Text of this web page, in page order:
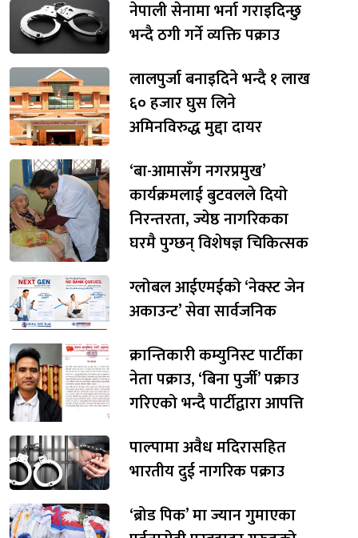
नेपाली सेनामा भर्ना गराइदिन्छु
भन्दै ठगी गर्ने व्यक्ति पक्राउ
लालपुर्जा बनाइदिने भन्दै १ लाख
६० हजार घुस लिने
अमिनविरुद्ध मुद्दा दायर
‘बा-आमासँग नगरप्रमुख’
कार्यक्रमलाई बुटवलले दियो
निरन्तरता, ज्येष्ठ नागरिकका
घरमै पुग्छन् विशेषज्ञ चिकित्सक
ग्लोबल आईएमईको ‘नेक्स्ट जेन
अकाउन्ट’ सेवा सार्वजनिक
क्रान्तिकारी कम्युनिस्ट पार्टीका
नेता पक्राउ, ‘बिना पुर्जी’ पक्राउ
गरिएको भन्दै पार्टीद्वारा आपत्ति
पाल्पामा अवैध मदिरासहित
भारतीय दुई नागरिक पक्राउ
‘ब्रोड पिक’ मा ज्यान गुमाएका